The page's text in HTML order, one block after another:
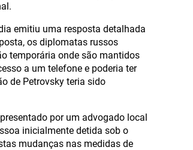
emitiu uma resposta detalhada
os diplomatas russos
temporária onde são mantidos
a um telefone e poderia ter
de Petrovsky teria sido
por um advogado local
inicialmente detida sob o
mudanças nas medidas de